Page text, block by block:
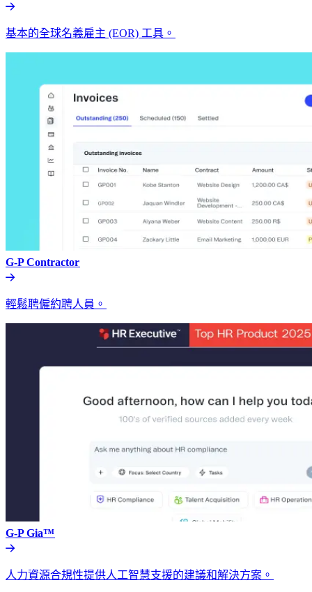
基本的全球名義雇主 (EOR) 工具。​​
G-P Contractor​​
輕鬆聘僱約聘人員。​​
G-P Gia™​​
人力資源合規性提供人工智慧支援的建議和解決方案。​​